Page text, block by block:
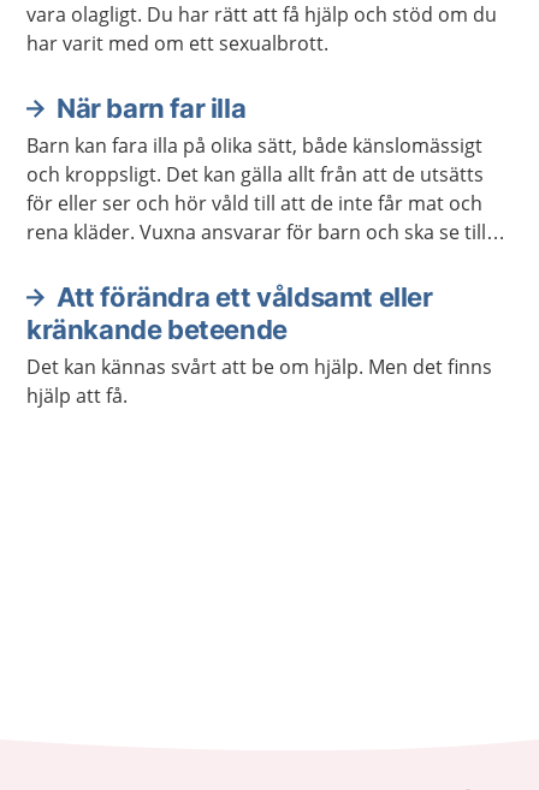
vara olagligt. Du har rätt att få hjälp och stöd om du
har varit med om ett sexualbrott.
När barn far illa
Barn kan fara illa på olika sätt, både känslomässigt
och kroppsligt. Det kan gälla allt från att de utsätts
för eller ser och hör våld till att de inte får mat och
rena kläder. Vuxna ansvarar för barn och ska se till
Att förändra ett våldsamt eller
kränkande beteende
Det kan kännas svårt att be om hjälp. Men det finns
hjälp att få.